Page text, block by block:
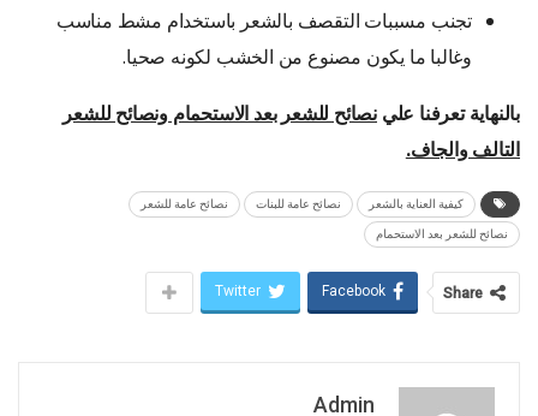
تجنب مسببات التقصف بالشعر باستخدام مشط مناسب
وغالبا ما يكون مصنوع من الخشب لكونه صحيا.
بالنهاية تعرفنا علي نصائح للشعر بعد الاستحمام ونصائح للشعر
التالف والجاف.
كيفية العناية بالشعر نصائح عامة للبنات نصائح عامة للشعر
نصائح للشعر بعد الاستحمام
Share
Facebook
Twitter
Admin